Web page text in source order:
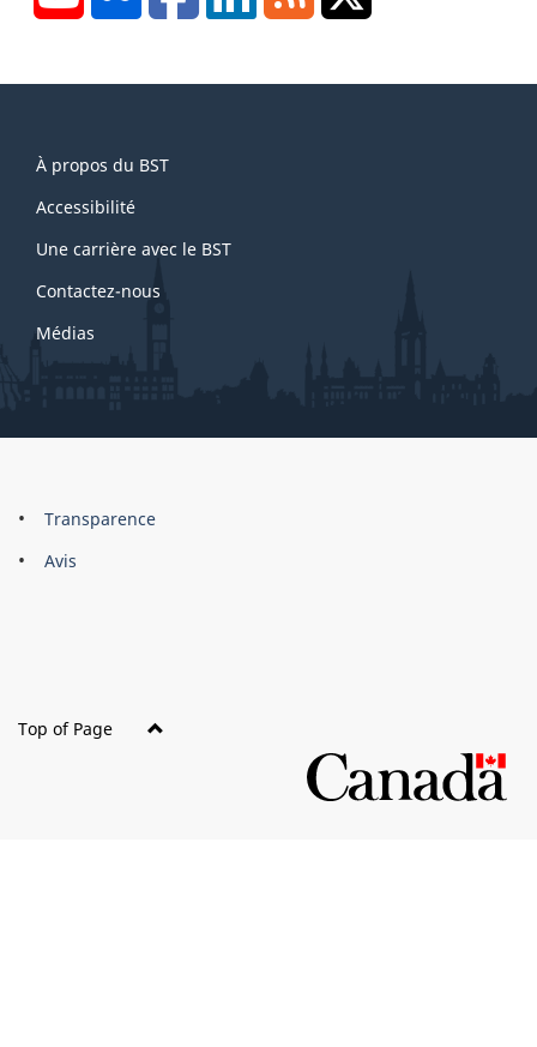
this
site
À propos du BST
Accessibilité
Une carrière avec le BST
Contactez-nous
Médias
About
this
Brand
Transparence
Avis
Top of Page